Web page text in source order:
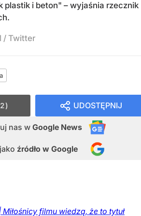
plastik i beton" – wyjaśnia rzecznik
/ Twitter
UDOSTĘPNIJ
nas w Google News
źródło w Google
Miłośnicy filmu wiedzą, że to tytuł